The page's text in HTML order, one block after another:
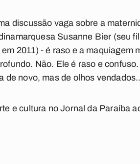
discussão vaga sobre a
Susanne Bier (seu
2011) - é raso e a maquiagem
Não. Ele é raso e
de novo, mas de olhos
e cultura no Jornal da Paraíba